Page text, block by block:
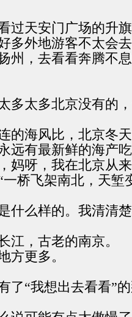
天安门广场的升
外地游客不太会去
州，去看看奔腾不
多太多北京没有的
海风比，北京冬
远有最新鲜的海产
呀，我在北京从来
桥飞架南北，天堑
什么样的。我清清
，古老的南京。
方更多。
了“我想出去看看”